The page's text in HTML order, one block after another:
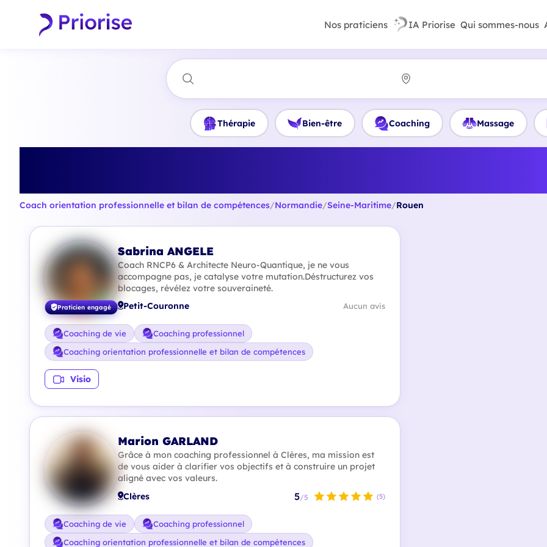
Nos praticiens IA Priorise Qui sommes-nous
Thérapie Bien-être Coaching Massage
Coach orientation professionnelle et bilan de compétences/Normandie/Seine-Maritime/Rouen
Praticien engagé
Sabrina ANGELE
Coach RNCP6 & Architecte Neuro-Quantique, je ne vous
accompagne pas, je catalyse votre mutation.Déstructurez vos
blocages, révélez votre souveraineté.
Petit-Couronne Aucun avis
Coaching de vie
Coaching professionnel
Coaching orientation professionnelle et bilan de compétences
Visio
Marion GARLAND
Grâce à mon coaching professionnel à Clères, ma mission est
de vous aider à clarifier vos objectifs et à construire un projet
aligné avec vos valeurs.
Clères 5/5 (5)
Coaching de vie
Coaching professionnel
Coaching orientation professionnelle et bilan de compétences